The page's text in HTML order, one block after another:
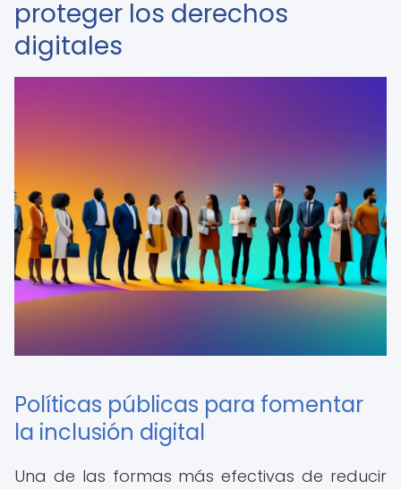
proteger los derechos
digitales
Políticas públicas para fomentar
la inclusión digital
Una de las formas más efectivas de reducir